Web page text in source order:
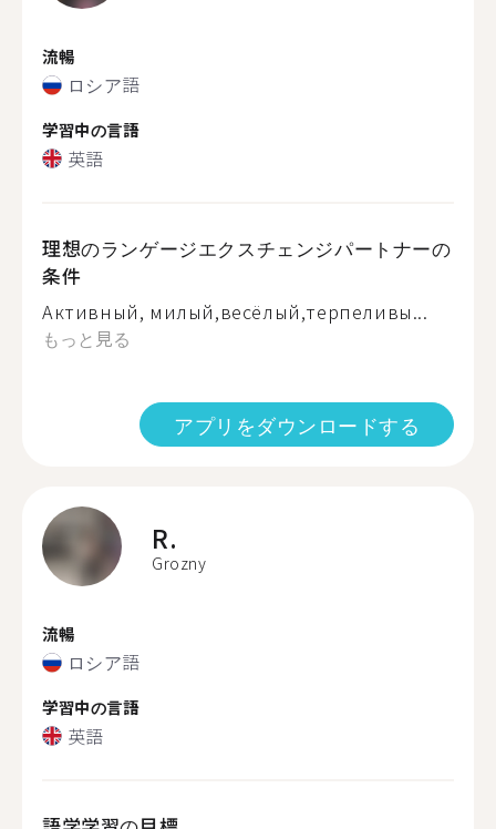
流暢
ロシア語
学習中の言語
英語
理想のランゲージエクスチェンジパートナーの
条件
Активный, милый,весёлый,терпеливы...
もっと見る
アプリをダウンロードする
R.
Grozny
流暢
ロシア語
学習中の言語
英語